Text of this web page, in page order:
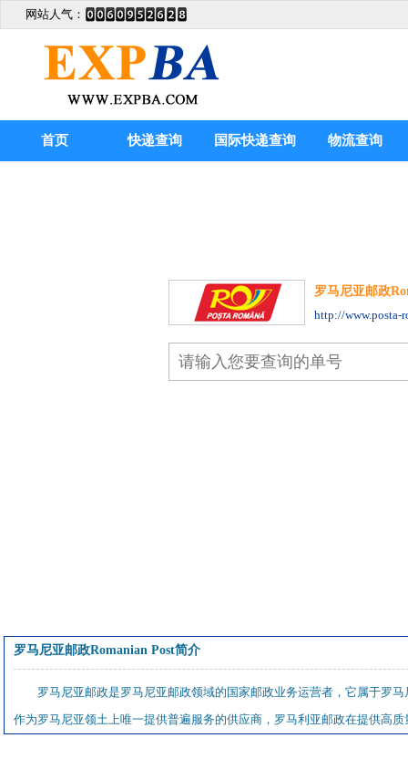
网站人气：
首页 快递查询 国际快递查询 物流查询
罗马尼亚邮政
http://www.posta-
罗马尼亚邮政Romanian Post简介
罗马尼亚邮政是罗马尼亚邮政领域的国家邮政业务运营者，它属于罗
作为罗马尼亚领土上唯一提供普遍服务的供应商，罗马利亚邮政在提供高